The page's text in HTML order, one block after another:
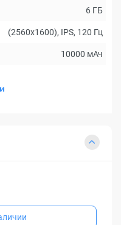
6 ГБ
(2560x1600), IPS, 120 Гц
10000 мАч